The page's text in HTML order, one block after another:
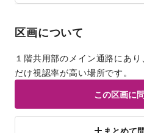
区画について
１階共用部のメイン通路にあ
だけ視認率が高い場所です。
この区画に
まとめて